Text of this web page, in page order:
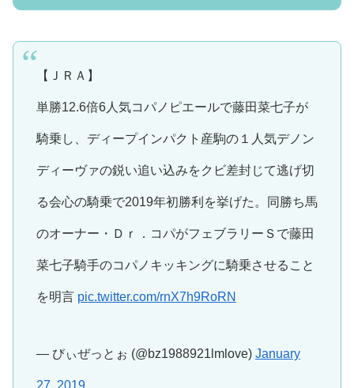
【ＪＲＡ】
単勝12.6倍6人気コパノピエールで藤田菜七子が
騎乗し、ディープインパクト産駒の１人気デノン
ディーヴァの鋭い追い込みをクビ差封じて逃げ切
る会心の騎乗で2019年初勝利を挙げた。同勝ち馬
のオーナー・Ｄｒ．コパがフェブラリーＳで藤田
菜七子騎手のコパノキッキングに騎乗させること
を明言 pic.twitter.com/rnX7h9RoRN
— びぃぜっとぉ (@bz1988921lmlove) January
27, 2019